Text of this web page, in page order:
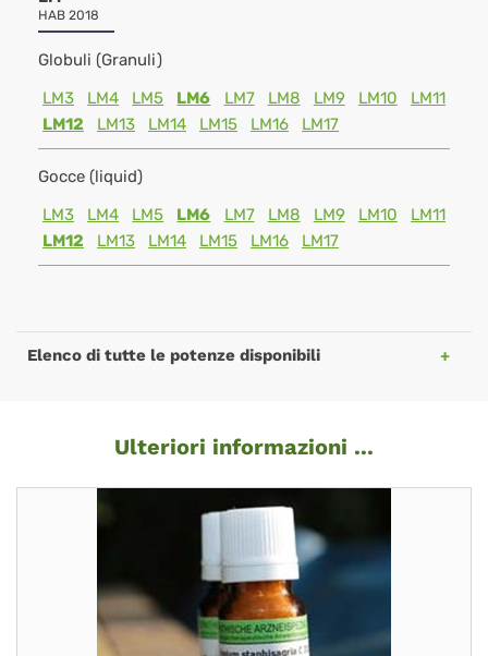
HAB 2018
Globuli (Granuli)
LM3
LM4 LM5 LM6 LM7 LM8 LM9 LM10
LM11
LM12
LM13 LM14 LM15 LM16 LM17
Gocce (liquid)
LM3
LM4 LM5 LM6 LM7 LM8 LM9 LM10
LM11
LM12
LM13 LM14 LM15 LM16 LM17
Elenco di tutte le potenze disponibili
Ulteriori informazioni ...